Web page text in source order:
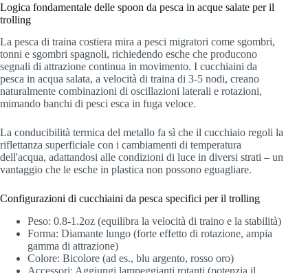
Logica fondamentale delle spoon da pesca in acque salate per il
trolling
La pesca di traina costiera mira a pesci migratori come sgombri,
tonni e sgombri spagnoli, richiedendo esche che producono
segnali di attrazione continua in movimento. I cucchiaini da
pesca in acqua salata, a velocità di traina di 3-5 nodi, creano
naturalmente combinazioni di oscillazioni laterali e rotazioni,
mimando banchi di pesci esca in fuga veloce.
La conducibilità termica del metallo fa sì che il cucchiaio regoli la
riflettanza superficiale con i cambiamenti di temperatura
dell'acqua, adattandosi alle condizioni di luce in diversi strati – un
vantaggio che le esche in plastica non possono eguagliare.
Configurazioni di cucchiaini da pesca specifici per il trolling
Peso: 0.8-1.2oz (equilibra la velocità di traino e la stabilità)
Forma: Diamante lungo (forte effetto di rotazione, ampia
gamma di attrazione)
Colore: Bicolore (ad es., blu argento, rosso oro)